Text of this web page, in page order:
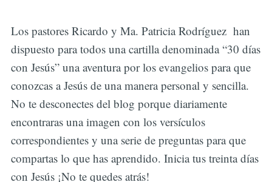
Los pastores Ricardo y Ma. Patricia Rodríguez han
dispuesto para todos una cartilla denominada “30 días
con Jesús” una aventura por los evangelios para que
conozcas a Jesús de una manera personal y sencilla.
No te desconectes del blog porque diariamente
encontraras una imagen con los versículos
correspondientes y una serie de preguntas para que
compartas lo que has aprendido. Inicia tus treinta días
con Jesús ¡No te quedes atrás!